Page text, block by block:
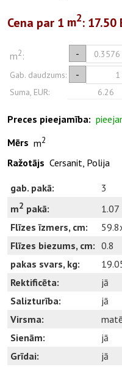
Cena par 1 m2: 17.50
m2: -
Gab. daudzums: -
Suma, EUR: 6.26
Preces pieejamība:
Mērs m2
Ražotājs Cersanit, Polija
gab. pakā:
3
m2 pakā:
1.07
Flīzes īzmers, cm:
Flīzes biezums, cm: 0.8
pakas svars, kg:
Rektificēta:
jā
Salizturība:
jā
Virsma:
Sienām:
jā
Grīdai:
jā